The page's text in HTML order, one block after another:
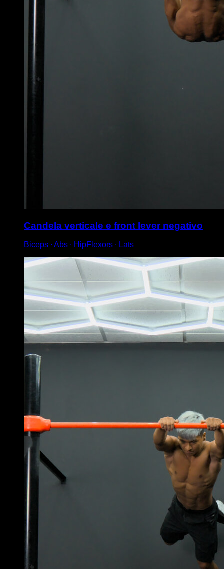
Candela verticale e front lever negativo
Biceps ∙ Abs ∙ HipFlexors ∙ Lats